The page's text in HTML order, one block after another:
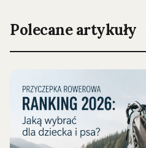
Polecane artykuły